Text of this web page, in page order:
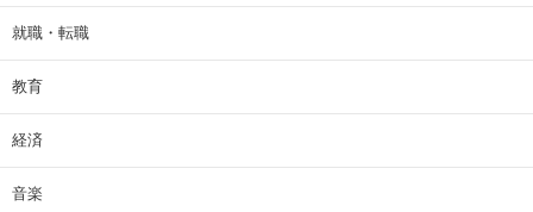
就職・転職
教育
経済
音楽